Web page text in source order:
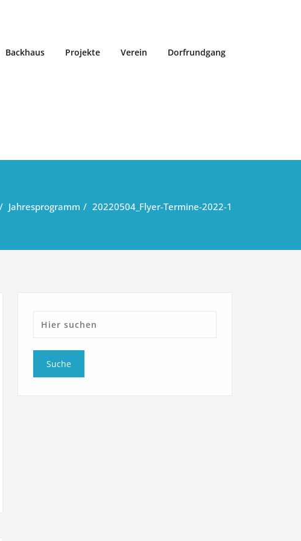
Backhaus Projekte Verein Dorfrundgang
Jahresprogramm 20220504_Flyer-Termine-2022-1